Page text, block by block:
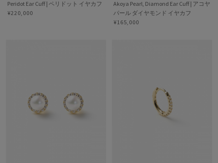
Peridot Ear Cuff | ペリドット イヤカフ
¥220,000
Akoya Pearl, Diamond Ear Cuff | アコヤ
パール ダイヤモンド イヤカフ
¥165,000